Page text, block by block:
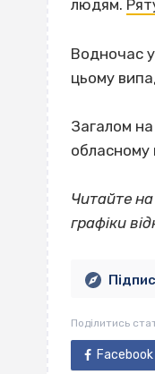
людям.
Водночас
цьому
Загалом
обласному
Читайте
графіки
Поділитись
Facebook